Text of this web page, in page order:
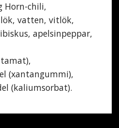
Horn-chili,
vatten, vitlök,
apelsinpeppar,
(xantangummi),
(kaliumsorbat).